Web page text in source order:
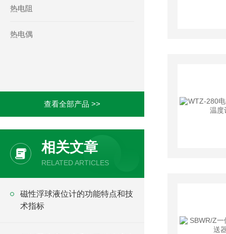
热电阻
热电偶
查看全部产品 >>
相关文章
RELATED ARTICLES
磁性浮球液位计的功能特点和技
术指标